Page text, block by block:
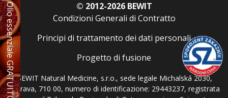
Olio essenziale GRATUITO
© 2012-2026 BEWIT
Condizioni Generali di Contratto
Principi di trattamento dei dati personali
Progetto di fusione
BEWIT Natural Medicine, s.r.o., sede legale Michalská 2030,
Ostrava, 710 00, numero di identificazione: 29443237, registrata